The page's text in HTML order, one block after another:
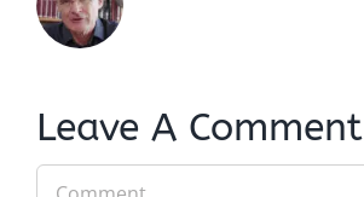
Leave A Comment
Comment